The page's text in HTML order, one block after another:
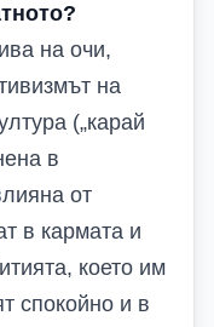
на очи,
на
(„карай
в
от
в кармата и
което им
спокойно и в